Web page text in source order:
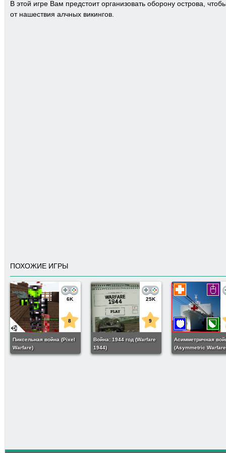
В этой игре Вам предстоит организовать оборону острова,
от нашествия алчных викингов.
ПОХОЖИЕ ИГРЫ
6K
8
Пиксельная война (Pixel
Warfare)
25K
9
Война: 1944 год (Warfare
1944)
Асимметричная
(Asymmetric